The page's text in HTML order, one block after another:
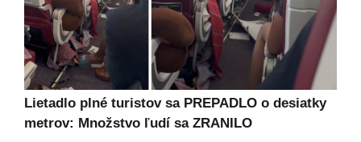
Lietadlo plné turistov sa PREPADLO o desiatky
metrov: Množstvo ľudí sa ZRANILO